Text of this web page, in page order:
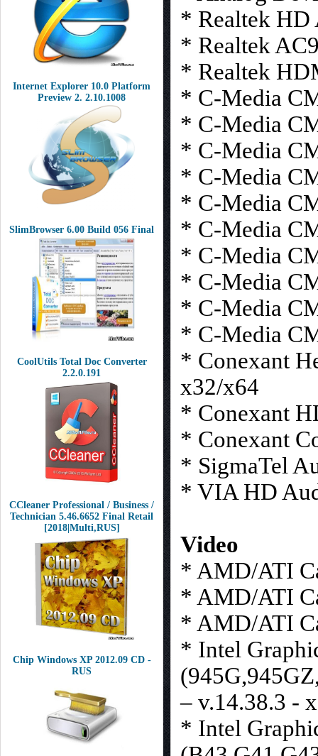
Internet Explorer 10.0 Platform
Preview 2. 2.10.1008
SlimBrowser 6.00 Build 056 Final
CoolUtils Total Doc Converter
2.2.0.191
CCleaner Professional / Business /
Technician 5.46.6652 Final Retail
[2018|Multi,RUS]
Chip Windows XP 2012.09 CD -
RUS
* Realtek HD
* Realtek
* Realtek
* C-Media
* C-Media
* C-Media
* C-Media
* C-Media
* C-Media
* C-Media
* C-Media
* C-Media
* C-Media
* Conexant
x32/x64
* Conexant
* Conexant
* SigmaTel
* VIA HD
Video
* AMD/ATI
* AMD/ATI
* AMD/ATI
* Intel
– v.14.38.3 -
* Intel